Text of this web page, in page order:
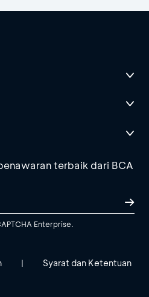
terbaik dari BCA
Enterprise.
| Syarat dan Ketentuan